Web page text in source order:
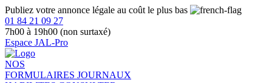
Publiez votre annonce légale au coût le plus bas
01 84 21 09 27
7h00 à 19h00 (non surtaxé)
Espace JAL-Pro
NOS
FORMULAIRES JOURNAUX